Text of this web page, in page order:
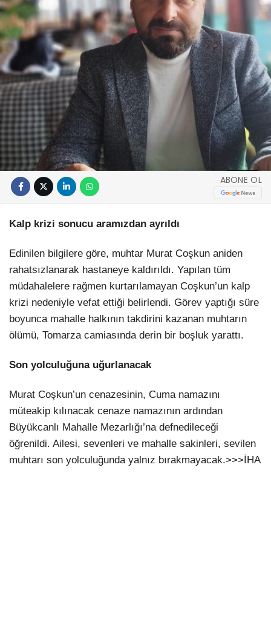
ABONE OL
Kalp krizi sonucu aramızdan ayrıldı
Edinilen bilgilere göre, muhtar Murat Coşkun aniden
rahatsızlanarak hastaneye kaldırıldı. Yapılan tüm
müdahalelere rağmen kurtarılamayan Coşkun’un kalp
krizi nedeniyle vefat ettiği belirlendi. Görev yaptığı süre
boyunca mahalle halkının takdirini kazanan muhtarın
ölümü, Tomarza camiasında derin bir boşluk yarattı.
Son yolculuğuna uğurlanacak
Murat Coşkun’un cenazesinin, Cuma namazını
müteakip kılınacak cenaze namazının ardından
Büyükcanlı Mahalle Mezarlığı’na defnedileceği
öğrenildi. Ailesi, sevenleri ve mahalle sakinleri, sevilen
muhtarı son yolculuğunda yalnız bırakmayacak.>>>İHA